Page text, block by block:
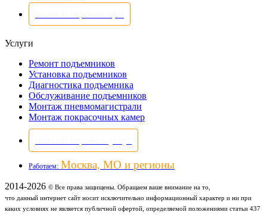
Услуги
Ремонт подъемников
Установка подъемников
Диагностика подъемника
Обслуживание подъемников
Монтаж пневмомагистрали
Монтаж покрасочных камер
Работаем: Москва, МО и регионы
2014-2026 © Все права защищены. Обращаем ваше внимание на то,
что данный интернет сайт носит исключительно информационный характер и ни при
каких условиях не является публичной офертой, определяемой положениями статьи 437